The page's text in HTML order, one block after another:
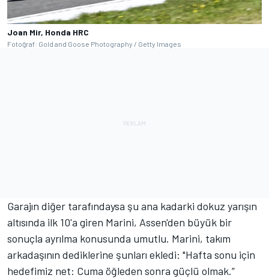
Joan Mir, Honda HRC
Fotoğraf: Gold and Goose Photography / Getty Images
Garajın diğer tarafındaysa şu ana kadarki dokuz yarışın
altısında ilk 10'a giren Marini, Assen'den büyük bir
sonuçla ayrılma konusunda umutlu. Marini, takım
arkadaşının dediklerine şunları ekledi: "Hafta sonu için
hedefimiz net: Cuma öğleden sonra güçlü olmak.”